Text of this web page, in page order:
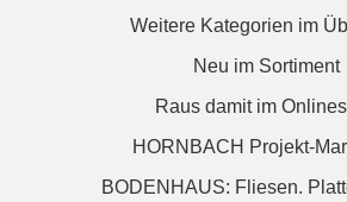
Weitere Kategorien im
Neu im Sortiment
Raus damit im
HORNBACH Projekt-
BODENHAUS: Fliesen.